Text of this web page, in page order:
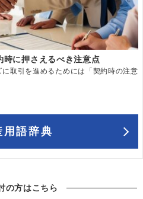
時に押さえるべき注意点
取引を進めるためには「契約時の注意
用語辞典
の方はこちら